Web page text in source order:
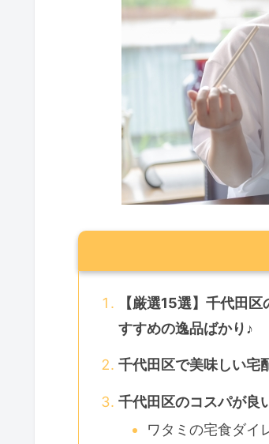
【厳選15選】千代田
すすめの逸品ばかり♪
千代田区で美味しい宅
千代田区のコスパが良
ワタミの宅食ダイ